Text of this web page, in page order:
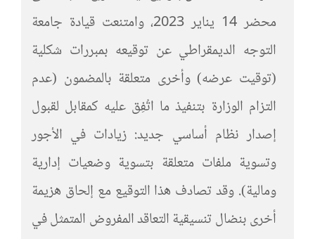
محضر 14 يناير 2023، وامتنعت قيادة جامعة
التوجه الديمقراطي عن توقيعه بمبررات شكلية
(توقيت عرضه) وأخرى متعلقة بالمضمون (عدم
التزام الوزارة بتنفيذ ما اتُفِق عليه كمقابل لقبول
إصدار نظام أساسي جديد: زيادات في الأجور
وتسوية ملفات متعلقة بتسوية وضعيات إدارية
ومالية). وقد تصادف هذا التوقيع مع إلحاق هزيمة
أخرى بنضال تنسيقية التعاقد المفروض المتمثل في